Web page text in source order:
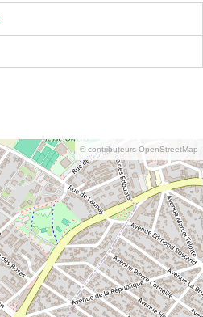
© contributeurs OpenStreetMap